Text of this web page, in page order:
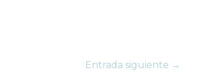
Entrada siguiente →